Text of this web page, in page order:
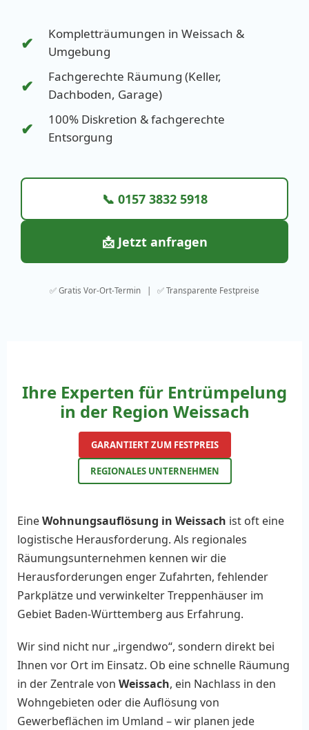
✔
Kompletträumungen in Weissach &
Umgebung
✔
Fachgerechte Räumung (Keller,
Dachboden, Garage)
✔
100% Diskretion & fachgerechte
Entsorgung
📞 0157 3832 5918
📩 Jetzt anfragen
✅ Gratis Vor-Ort-Termin | ✅ Transparente Festpreise
Ihre Experten für Entrümpelung
in der Region Weissach
GARANTIERT ZUM FESTPREIS
REGIONALES UNTERNEHMEN
EineWohnungsauflösung in Weissach ist oft eine
logistische Herausforderung. Als regionales
Räumungsunternehmen kennen wir die
Herausforderungen enger Zufahrten, fehlender
Parkplätze und verwinkelter Treppenhäuser im
Gebiet Baden-Württemberg aus Erfahrung.
Wir sind nicht nur „irgendwo“, sondern direkt bei
Ihnen vor Ort im Einsatz. Ob eine schnelle Räumung
in der Zentrale von Weissach, ein Nachlass in den
Wohngebieten oder die Auflösung von
Gewerbeflächen im Umland – wir planen jede